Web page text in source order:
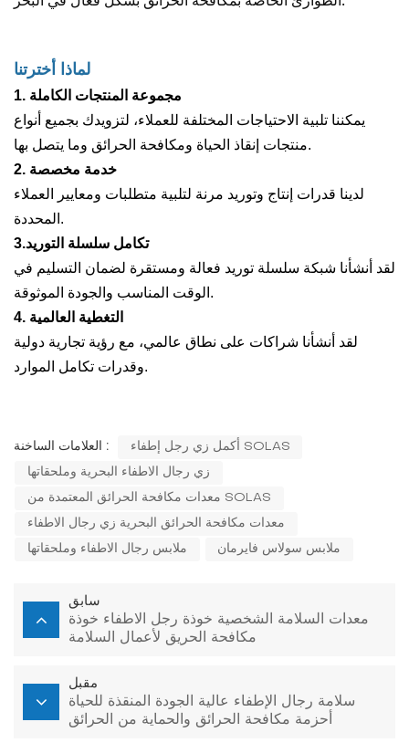
لماذا أخترتنا
1. مجموعة المنتجات الكاملة
يمكننا تلبية الاحتياجات المختلفة للعملاء، لتزويدك بجميع أنواع
منتجات إنقاذ الحياة ومكافحة الحرائق وما يتصل بها.
2. خدمة مخصصة
لدينا قدرات إنتاج وتوريد مرنة لتلبية متطلبات ومعايير العملاء
المحددة.
3.تكامل سلسلة التوريد
لقد أنشأنا شبكة سلسلة توريد فعالة ومستقرة لضمان التسليم في
الوقت المناسب والجودة الموثوقة.
4. التغطية العالمية
لقد أنشأنا شراكات على نطاق عالمي، مع رؤية تجارية دولية
وقدرات تكامل الموارد.
العلامات الساخنة : أكمل زي رجل إطفاء SOLAS
زي رجال الاطفاء البحرية وملحقاتها
معدات مكافحة الحرائق المعتمدة من SOLAS
معدات مكافحة الحرائق البحرية زي رجال الاطفاء
ملابس رجال الاطفاء وملحقاتها ملابس سولاس فايرمان
سابق
معدات السلامة الشخصية خوذة رجل الاطفاء خوذة
مكافحة الحريق لأعمال السلامة
مقبل
سلامة رجال الإطفاء عالية الجودة المنقذة للحياة
أحزمة مكافحة الحرائق والحماية من الحرائق